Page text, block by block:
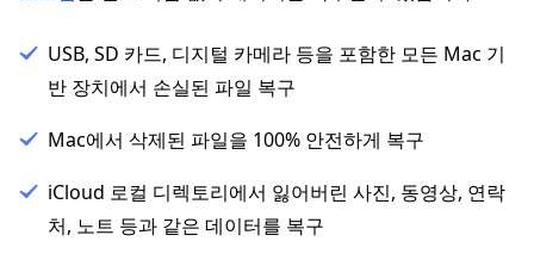
USB, SD 카드, 디지털 카메라 등을 포함한 모든 Mac 기
반 장치에서 손실된 파일 복구
Mac에서 삭제된 파일을 100% 안전하게 복구
iCloud 로컬 디렉토리에서 잃어버린 사진, 동영상, 연락
처, 노트 등과 같은 데이터를 복구